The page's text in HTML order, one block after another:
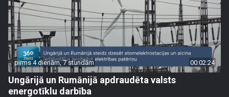
pirms 4 dienām, 7 stundām 00:02:24
Ungārijā un Rumānijā apdraudēta valsts
energotīklu darbība